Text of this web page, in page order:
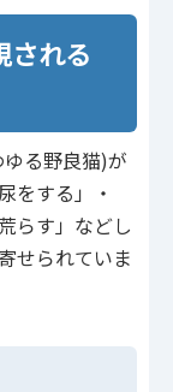
される
る野良猫)が
をする」・
らす」などし
せられていま